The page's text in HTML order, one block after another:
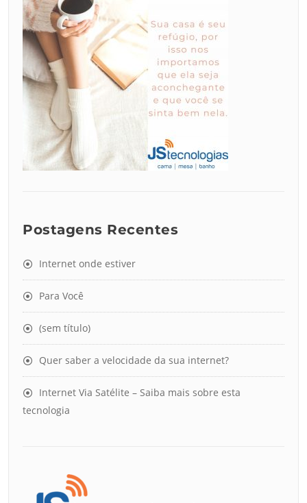
Postagens Recentes
Internet onde estiver
Para Você
(sem título)
Quer saber a velocidade da sua internet?
Internet Via Satélite – Saiba mais sobre esta
tecnologia